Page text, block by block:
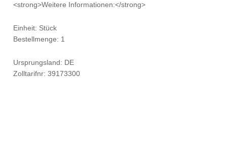
<strong>Weitere Informationen:</strong>
Einheit: Stück
Bestellmenge: 1
Ursprungsland: DE
Zolltarifnr: 39173300